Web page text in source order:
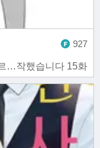
…작했습니다 15화
927